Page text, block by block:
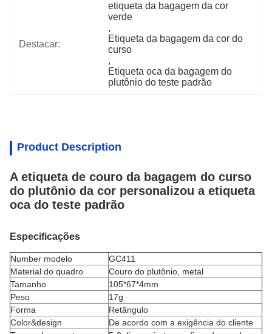
Destacar:
etiqueta da bagagem da cor
verde
,
Etiqueta da bagagem da cor do
curso
,
Etiqueta oca da bagagem do
plutônio do teste padrão
Product Description
A etiqueta de couro da bagagem do curso
do plutônio da cor personalizou a etiqueta
oca do teste padrão
Especificações
Number modelo
GC411
Material do quadro
Couro do plutônio, metal
Tamanho
105*67*4mm
Peso
17g
Forma
Retângulo
Color&design
De acordo com a exigência do cliente